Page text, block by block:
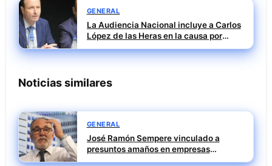
GENERAL
La Audiencia Nacional incluye a Carlos
López de las Heras en la causa por
presuntas irregularidades en el rescate
de 112,8 millones a Tubos Reunidos
Noticias similares
GENERAL
José Ramón Sempere vinculado a
presuntos amaños en empresas
públicas durante su etapa en Mercasa